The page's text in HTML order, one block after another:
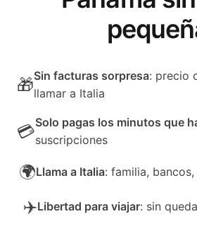
🎁Sin facturas sorpresa: precio
llamar a Italia
💳Solo pagas los minutos que
suscripciones
🌍Llama a Italia: familia,
✈️Libertad para viajar: sin